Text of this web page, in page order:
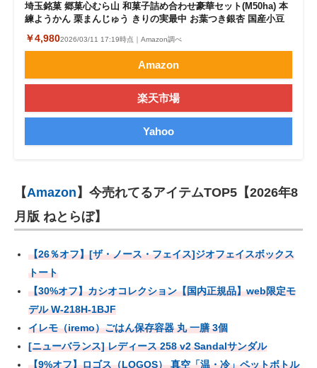
埼玉銘菓 郷菓心むら山 和菓子詰め合わせ豪華セット(M50ha) 本
練ようかん 栗まんじゅう きりの実最中 お葉つき銀杏 国産小豆
￥4,9802026/03/11 17:19時点｜Amazon調べ
Amazon
楽天市場
Yahoo
【Amazon 】今売れてるアイテムTOP5【2026年8
月版 ねとらぼ】
【26％オフ】[ザ・ノース・フェイス]ジオフェイスボックス
トート
【30%オフ】カシオコレクション【国内正規品】web限定モ
デル W-218H-1BJF
イレモ（iremo）ごはん保存容器 丸 一膳 3個
[ニューバランス] レディース 258 v2 Sandalサンダル
【9%オフ】ロゴス（LOGOS） 真空「温・冷」ペットボトル